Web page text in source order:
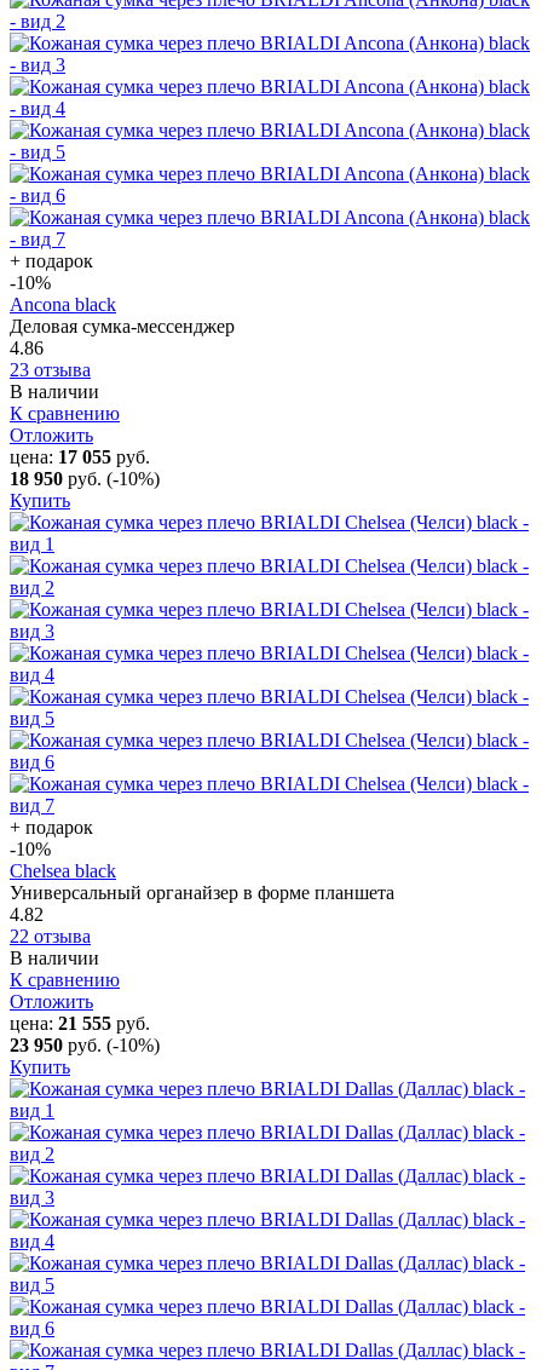
+ подарок
-10%
Ancona black
Деловая сумка-мессенджер
4.86
23 отзыва
В наличии
К сравнению
Отложить
цена: 17 055 руб.
18 950 руб. (-10%)
Купить
+ подарок
-10%
Chelsea black
Универсальный органайзер в форме планшета
4.82
22 отзыва
В наличии
К сравнению
Отложить
цена: 21 555 руб.
23 950 руб. (-10%)
Купить